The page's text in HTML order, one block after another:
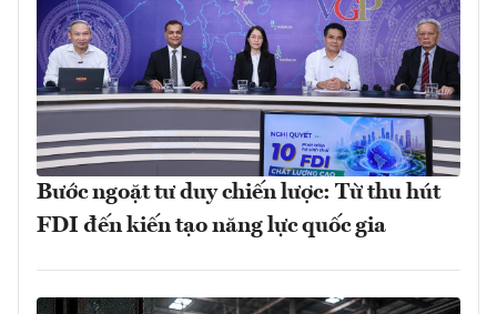
Bước ngoặt tư duy chiến lược: Từ thu hút
FDI đến kiến tạo năng lực quốc gia